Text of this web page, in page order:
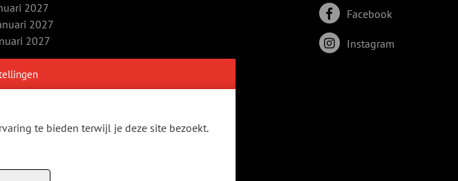
2027
2027
2027
Facebook
Instagram
bekijken
te bieden terwijl je deze site bezoekt.